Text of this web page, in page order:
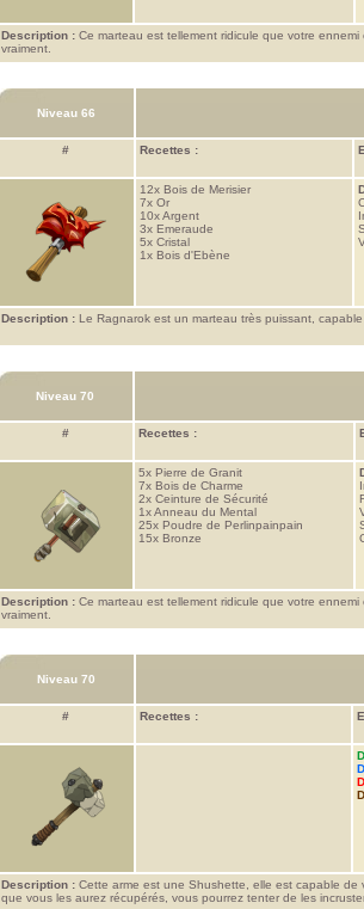
Description : Ce marteau est tellement ridicule que votre
vraiment.
Niveau 66
# Recettes :
12x Bois de Merisier
7x Or
10xArgent
3x Emeraude
5x Cristal
1x Bois d'Ebène
Description : Le Ragnarok est un marteau très puissant,
Niveau 70
# Recettes :
5x Pierre de Granit
7x Bois de Charme
2x Ceinture de Sécurité
1xAnneau du Mental
25x Poudre de Perlinpainpain
15x Bronze
Description : Ce marteau est tellement ridicule que votre
vraiment.
Niveau 70
# Recettes :
Description : Cette arme est une Shushette, elle est capable
que vous les aurez récupérés, vous pourrez tenter de les